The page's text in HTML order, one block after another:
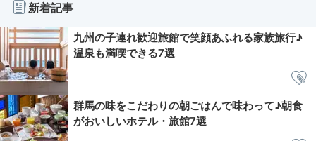
新着記事
九州の子連れ歓迎旅館で笑顔あふれる家族旅行♪
温泉も満喫できる7選
群馬の味をこだわりの朝ごはんで味わって♪朝食
がおいしいホテル・旅館7選